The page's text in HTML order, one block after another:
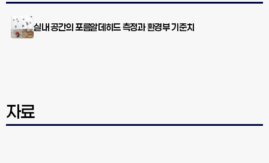
실내 공간의 포름알데히드 측정과 환경부 기준치
자료